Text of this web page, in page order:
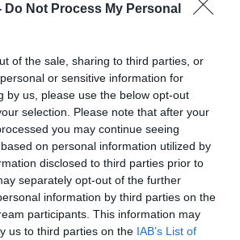
Do Not Process My Personal
of the sale, sharing to third parties, or
or sensitive information for
by us, please use the below opt-out
selection. Please note that after your
you may continue seeing
on personal information utilized by
disclosed to third parties prior to
separately opt-out of the further
information by third parties on the
participants. This information may
us to third parties on the IAB’s List of